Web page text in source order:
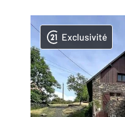
Exclusivité